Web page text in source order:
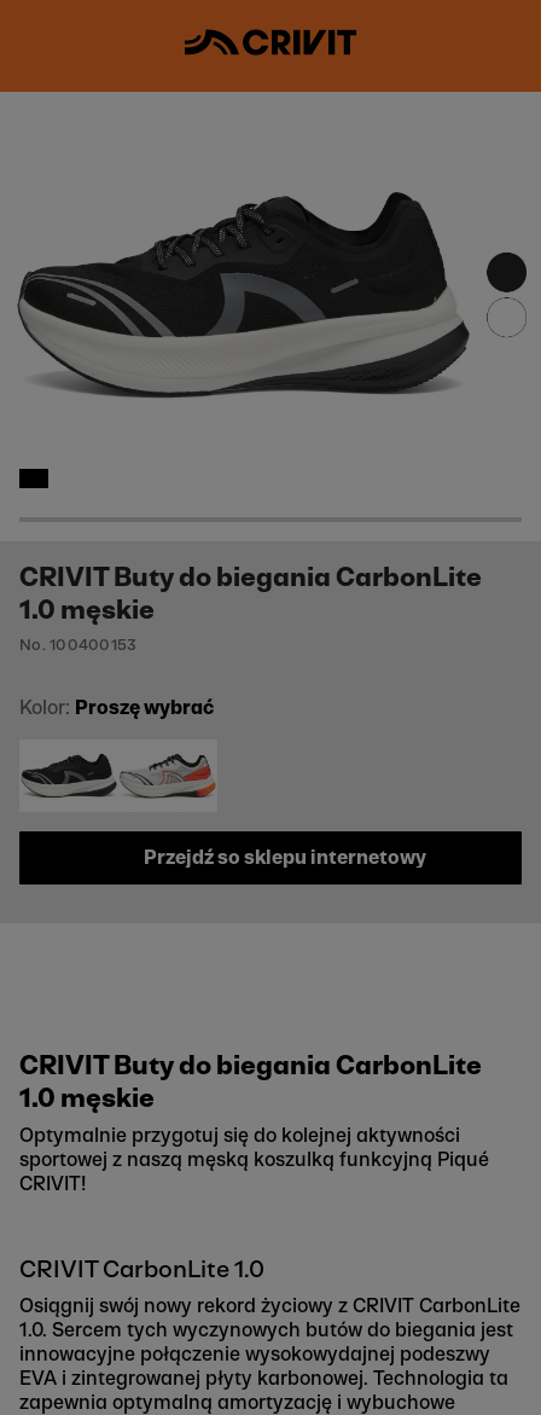
CRIVIT Buty do biegania CarbonLite
1.0 męskie
No. 100400153
Kolor: Proszę wybrać
Przejdź so sklepu internetowy
CRIVIT Buty do biegania CarbonLite
1.0 męskie
Optymalnie przygotuj się do kolejnej aktywności
sportowej z naszą męską koszulką funkcyjną Piqué
CRIVIT!
CRIVIT CarbonLite 1.0
Osiągnij swój nowy rekord życiowy z CRIVIT CarbonLite
1.0. Sercem tych wyczynowych butów do biegania jest
innowacyjne połączenie wysokowydajnej podeszwy
EVA i zintegrowanej płyty karbonowej. Technologia ta
zapewnia optymalną amortyzację i wybuchowe